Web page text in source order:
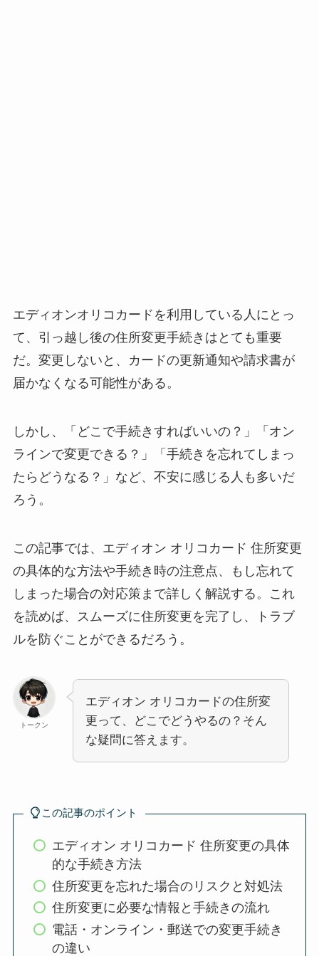
エディオンオリコカードを利用している人にとっ
て、引っ越し後の住所変更手続きはとても重要
だ。変更しないと、カードの更新通知や請求書が
届かなくなる可能性がある。
しかし、「どこで手続きすればいいの？」「オン
ラインで変更できる？」「手続きを忘れてしまっ
たらどうなる？」など、不安に感じる人も多いだ
ろう。
この記事では、エディオン オリコカード 住所変更
の具体的な方法や手続き時の注意点、もし忘れて
しまった場合の対応策まで詳しく解説する。これ
を読めば、スムーズに住所変更を完了し、トラブ
ルを防ぐことができるだろう。
トークン
エディオン オリコカードの住所変
更って、どこでどうやるの？そん
な疑問に答えます。
この記事のポイント
エディオン オリコカード 住所変更の具体
的な手続き方法
住所変更を忘れた場合のリスクと対処法
住所変更に必要な情報と手続きの流れ
電話・オンライン・郵送での変更手続き
の違い